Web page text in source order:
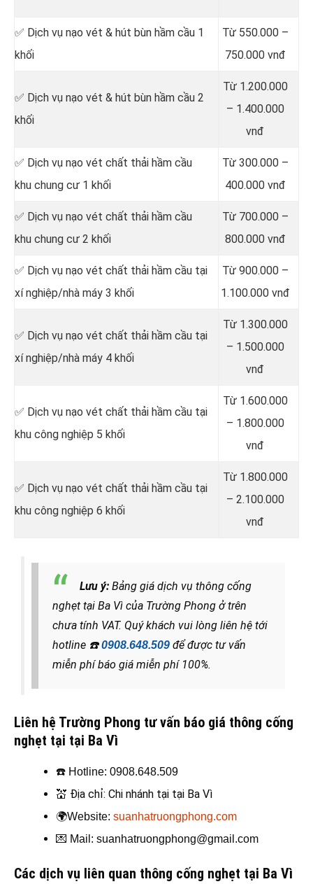
✅ Dịch vụ nạo vét & hút bùn hầm cầu 1
khối
Từ 550.000 –
750.000 vnđ
✅ Dịch vụ nạo vét & hút bùn hầm cầu 2
khối
Từ 1.200.000
– 1.400.000
vnđ
✅ Dịch vụ nạo vét chất thải hầm cầu
khu chung cư 1 khối
Từ 300.000 –
400.000 vnđ
✅ Dịch vụ nạo vét chất thải hầm cầu
khu chung cư 2 khối
Từ 700.000 –
800.000 vnđ
✅ Dịch vụ nạo vét chất thải hầm cầu tại
xí nghiệp/nhà máy 3 khối
Từ 900.000 –
1.100.000 vnđ
✅ Dịch vụ nạo vét chất thải hầm cầu tại
xí nghiệp/nhà máy 4 khối
Từ 1.300.000
– 1.500.000
vnđ
✅ Dịch vụ nạo vét chất thải hầm cầu tại
khu công nghiệp 5 khối
Từ 1.600.000
– 1.800.000
vnđ
✅ Dịch vụ nạo vét chất thải hầm cầu tại
khu công nghiệp 6 khối
Từ 1.800.000
– 2.100.000
vnđ
Lưu ý: Bảng giá dịch vụ thông cống
nghẹt tại Ba Vì của Trường Phong ở trên
chưa tính VAT. Quý khách vui lòng liên hệ tới
hotline ☎️0908.648.509 để được tư vấn
miễn phí báo giá miễn phí 100%.
Liên hệ Trường Phong tư vấn báo giá thông cống
nghẹt tại tại Ba Vì
☎️ Hotline: 0908.648.509
💒 Địa chỉ: Chi nhánh tại tại Ba Vì
🌍Website: suanhatruongphong.com
💌 Mail: suanhatruongphong@gmail.com
Các dịch vụ liên quan thông cống nghẹt tại Ba Vì